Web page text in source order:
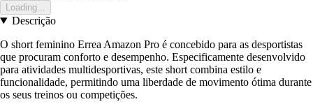
Loading...
Descrição
O short feminino Errea Amazon Pro é concebido para as desportistas
que procuram conforto e desempenho. Especificamente desenvolvido
para atividades multidesportivas, este short combina estilo e
funcionalidade, permitindo uma liberdade de movimento ótima durante
os seus treinos ou competições.